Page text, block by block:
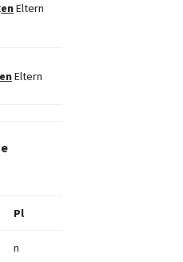
en Eltern
en Eltern
Pl
n